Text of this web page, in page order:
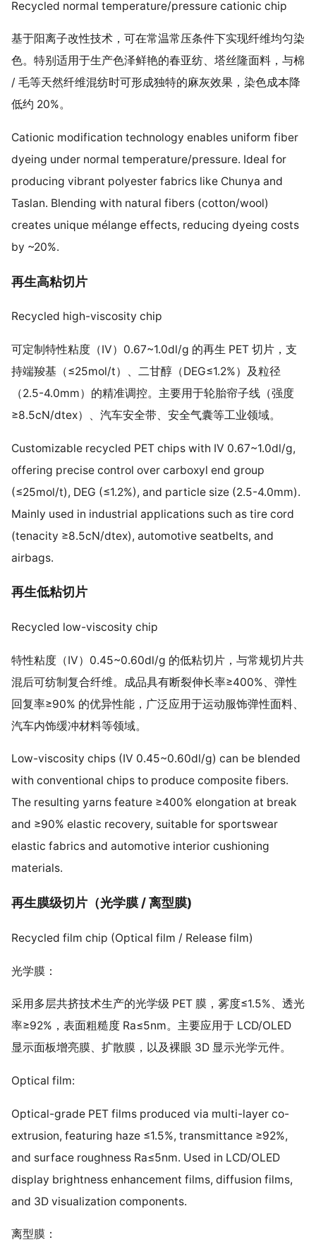
Recycled normal temperature/pressure cationic chip
基于阳离子改性技术，可在常温常压条件下实现纤维均匀染
色。特别适用于生产色泽鲜艳的春亚纺、塔丝隆面料，与棉
/ 毛等天然纤维混纺时可形成独特的麻灰效果，染色成本降
低约 20%。
Cationic modification technology enables uniform fiber
dyeing under normal temperature/pressure. Ideal for
producing vibrant polyester fabrics like Chunya and
Taslan. Blending with natural fibers (cotton/wool)
creates unique mélange effects, reducing dyeing costs
by ~20%.
再生高粘切片
Recycled high-viscosity chip
可定制特性粘度（IV）0.67~1.0dl/g 的再生 PET 切片，支
持端羧基（≤25mol/t）、二甘醇（DEG≤1.2%）及粒径
（2.5-4.0mm）的精准调控。主要用于轮胎帘子线（强度
≥8.5cN/dtex）、汽车安全带、安全气囊等工业领域。
Customizable recycled PET chips with IV 0.67~1.0dl/g,
offering precise control over carboxyl end group
(≤25mol/t), DEG (≤1.2%), and particle size (2.5-4.0mm).
Mainly used in industrial applications such as tire cord
(tenacity ≥8.5cN/dtex), automotive seatbelts, and
airbags.
再生低粘切片
Recycled low-viscosity chip
特性粘度（IV）0.45~0.60dl/g 的低粘切片，与常规切片共
混后可纺制复合纤维。成品具有断裂伸长率≥400%、弹性
回复率≥90% 的优异性能，广泛应用于运动服饰弹性面料、
汽车内饰缓冲材料等领域。
Low-viscosity chips (IV 0.45~0.60dl/g) can be blended
with conventional chips to produce composite fibers.
The resulting yarns feature ≥400% elongation at break
and ≥90% elastic recovery, suitable for sportswear
elastic fabrics and automotive interior cushioning
materials.
再生膜级切片（光学膜 / 离型膜)
Recycled film chip (Optical film / Release film)
光学膜：
采用多层共挤技术生产的光学级 PET 膜，雾度≤1.5%、透光
率≥92%，表面粗糙度 Ra≤5nm。主要应用于 LCD/OLED
显示面板增亮膜、扩散膜，以及裸眼 3D 显示光学元件。
Optical film:
Optical-grade PET films produced via multi-layer co-
extrusion, featuring haze ≤1.5%, transmittance ≥92%,
and surface roughness Ra≤5nm. Used in LCD/OLED
display brightness enhancement films, diffusion films,
and 3D visualization components.
离型膜：